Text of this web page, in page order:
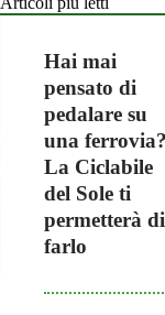
Hai mai
pensato di
pedalare su
una
La Ciclabile
del Sole ti
permetterà di
farlo